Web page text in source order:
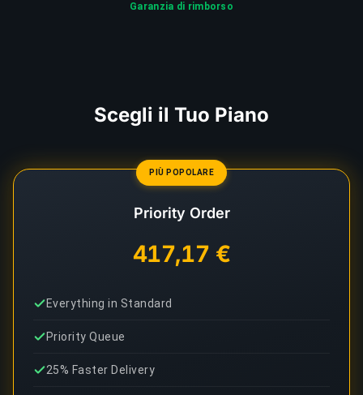
Garanzia di rimborso
Scegli il Tuo Piano
PIÙ POPOLARE
Priority Order
417,17 €
Everything in Standard
Priority Queue
25% Faster Delivery